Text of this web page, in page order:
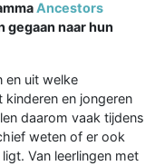
Ancestors
gegaan naar hun
en uit welke
en jongeren
daarom vaak tijdens
weten of er ook
Van leerlingen met